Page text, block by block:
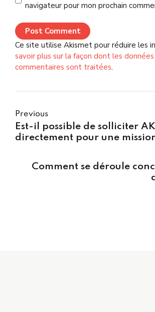
navigateur pour mon prochain
Post Comment
Ce site utilise Akismet pour réduire les
savoir plus sur la façon dont les
commentaires sont traitées.
Previous
Est-il possible de solliciter
directement pour une
Comment se déroule